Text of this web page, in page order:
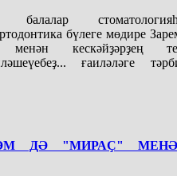
бүлеге мөдире
кескәйҙәрҙең
ғаиләләге
ДӘ "МИРАҪ"